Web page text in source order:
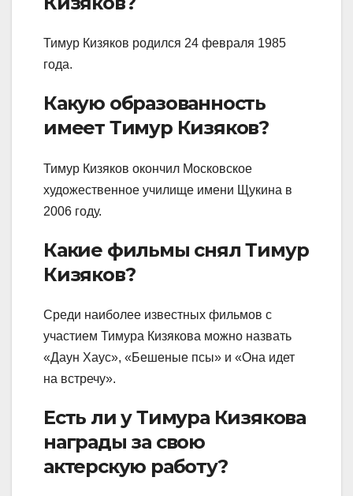
Тимур Кизяков родился 24 февраля 1985
года.
Какую образованность
имеет Тимур Кизяков?
Тимур Кизяков окончил Московское
художественное училище имени Щукина в
2006 году.
Какие фильмы снял Тимур
Кизяков?
Среди наиболее известных фильмов с
участием Тимура Кизякова можно назвать
«Даун Хаус», «Бешеные псы» и «Она идет
на встречу».
Есть ли у Тимура Кизякова
награды за свою
актерскую работу?